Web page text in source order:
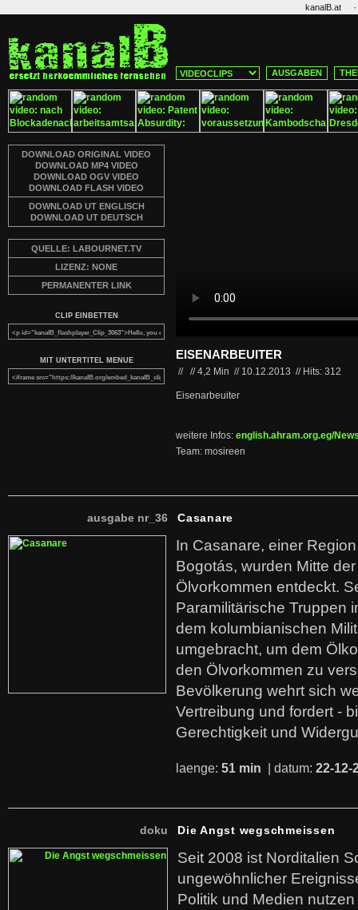
kanalB.at ·
AUSGABEN
DOWNLOAD ORIGINAL VIDEO
DOWNLOAD MP4 VIDEO
DOWNLOAD OGV VIDEO
DOWNLOAD FLASH VIDEO
DOWNLOAD UT ENGLISCH
DOWNLOAD UT DEUTSCH
QUELLE: LABOURNET.TV
LIZENZ: NONE
PERMANENTER LINK
CLIP EINBETTEN
MIT UNTERTITEL MENUE EISENARBEUITER
// //4,2 Min // 10.12.2013 // Hits: 312
Eisenarbeuiter
weitere Infos: english.ahram.org.eg/
Team: mosireen
ausgabe nr_36 Casanare
In Casanare, einer
Bogotás, wurden Mitte
Ölvorkommen entdeckt.
Paramilitärische Truppen
dem kolumbianischen
umgebracht, um dem
den Ölvorkommen zu
Bevölkerung wehrt sich
Vertreibung und fordert -
Gerechtigkeit und
laenge: 51 min | datum: 22-12-
doku Die Angst wegschmeissen
Seit 2008 ist Norditalien
ungewöhnlicher
Politik und Medien